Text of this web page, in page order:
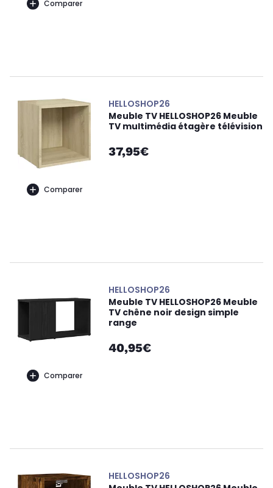
Comparer
Comparer
HELLOSHOP26
Meuble TV HELLOSHOP26 Meuble
TV multimédia étagère télévision
37,95€
Comparer
HELLOSHOP26
Meuble TV HELLOSHOP26 Meuble
TV chêne noir design simple
range
40,95€
HELLOSHOP26